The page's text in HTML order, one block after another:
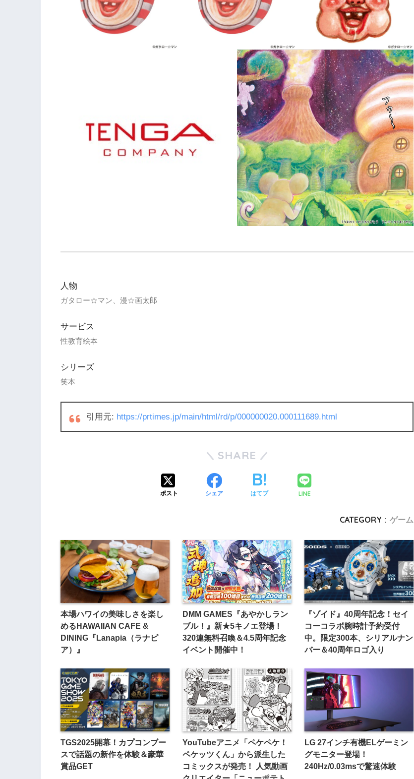
人物
ガタロー☆マン、漫☆画太郎
サービス
性教育絵本
シリーズ
笑本
引用元: https://prtimes.jp/main/html/rd/p/000000020.000111689.html
SHARE
ポスト シェア はてブ LINE
CATEGORY : ゲーム
本場ハワイの美味しさを楽し
めるHAWAIIAN CAFE &
DINING『Lanapia（ラナピ
ア）』
DMM GAMES『あやかしラン
ブル！』新★5キノエ登場！
320連無料召喚＆4.5周年記念
イベント開催中！
『ゾイド』40周年記念！セイ
コーコラボ腕時計予約受付
中。限定300本、シリアルナン
バー＆40周年ロゴ入り
TGS2025開幕！カプコンブー
スで話題の新作を体験＆豪華
賞品GET
YouTubeアニメ「ペケペケ！
ペケッツくん」から派生した
コミックスが発売！ 人気動画
LG 27インチ有機ELゲーミン
グモニター登場！
240Hz/0.03msで驚速体験